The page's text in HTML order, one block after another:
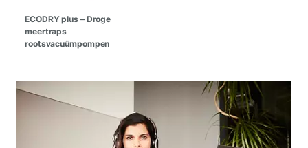
ECODRY plus – Droge
meertraps
rootsvacuümpompen